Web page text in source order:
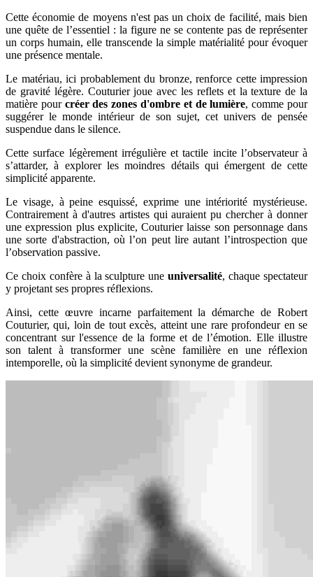
Cette économie de moyens n'est pas un choix de facilité, mais bien
une quête de l’essentiel : la figure ne se contente pas de représenter
un corps humain, elle transcende la simple matérialité pour évoquer
une présence mentale.
Le matériau, ici probablement du bronze, renforce cette impression
de gravité légère. Couturier joue avec les reflets et la texture de la
matière pour créer des zones d'ombre et de lumière, comme pour
suggérer le monde intérieur de son sujet, cet univers de pensée
suspendue dans le silence.
Cette surface légèrement irrégulière et tactile incite l’observateur à
s’attarder, à explorer les moindres détails qui émergent de cette
simplicité apparente.
Le visage, à peine esquissé, exprime une intériorité mystérieuse.
Contrairement à d'autres artistes qui auraient pu chercher à donner
une expression plus explicite, Couturier laisse son personnage dans
une sorte d'abstraction, où l’on peut lire autant l’introspection que
l’observation passive.
Ce choix confère à la sculpture uneuniversalité, chaque spectateur
y projetant ses propres réflexions.
Ainsi, cette œuvre incarne parfaitement la démarche de Robert
Couturier, qui, loin de tout excès, atteint une rare profondeur en se
concentrant sur l'essence de la forme et de l’émotion. Elle illustre
son talent à transformer une scène familière en une réflexion
intemporelle, où la simplicité devient synonyme de grandeur.